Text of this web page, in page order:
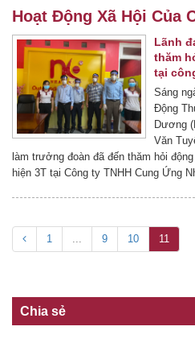
Hoạt Động Xã Hội Của
Lãnh
thăm
tại
Sáng
Động
Dương
Văn
làm trưởng đoàn đã đến thăm hỏi
hiện 3T tại Công ty TNHH Cung Ứng
1 ... 9 10 11
Chia sẻ